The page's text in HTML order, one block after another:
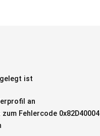
ist
an
Fehlercode 0x82D40004